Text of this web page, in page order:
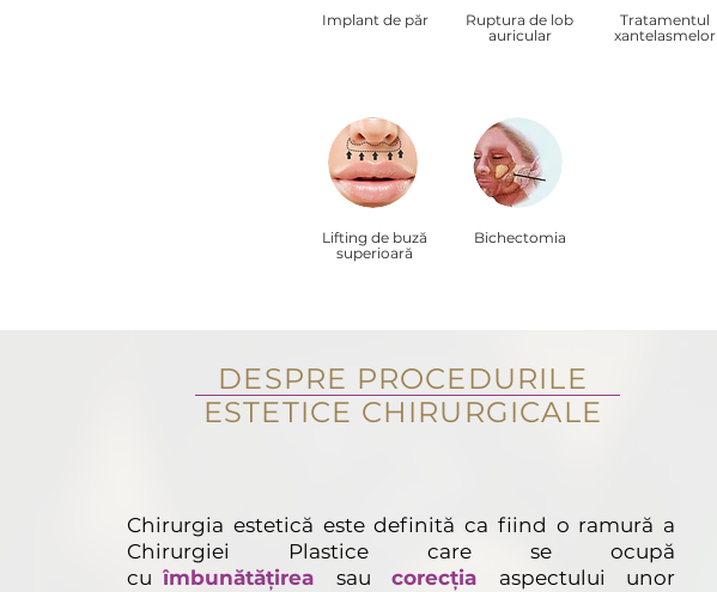
Implant de păr
Lifting de buză
superioară
Ruptura de lob
auricular
Bichectomia
Tratamentul
xantelasmelor
DESPRE PROCEDURILE
ESTETICE CHIRURGICALE
Chirurgia estetică este definită ca fiind o ramură a
Chirurgiei Plastice care se ocupă
cu îmbunătățirea saucorecția
aspectului unor